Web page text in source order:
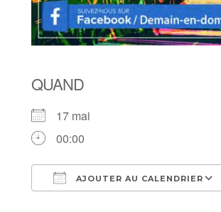
QUAND
17 mai
00:00
AJOUTER AU CALENDRIER